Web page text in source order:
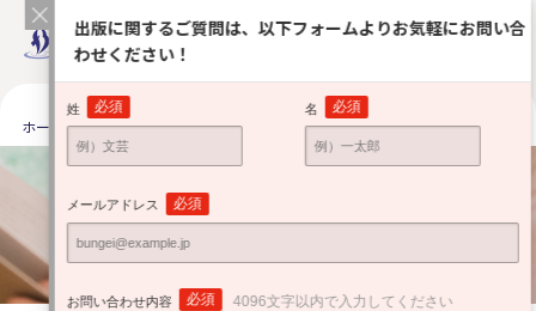
出版に関するご質問は、以下フォームよりお気軽にお問い合
わせください！
姓 必須 名 必須
メールアドレス 必須
お問い合わせ内容 必須 4096文字以内で入力してください
ホーム 出版をお考えの方へ それぞれの出版体験 Akikaさん
それぞれの出版体験
Road to publishing